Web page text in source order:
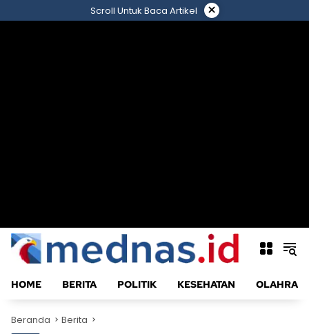
ke
Scroll Untuk Baca Artikel ×
HOME BERITA POLITIK KESEHATAN
Beranda Berita